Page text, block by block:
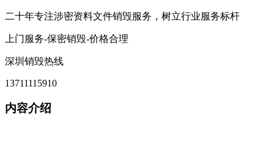
二十年专注涉密资料文件销毁服务，树立行业服务标杆
上门服务-保密销毁-价格合理
深圳销毁热线
13711115910
内容介绍